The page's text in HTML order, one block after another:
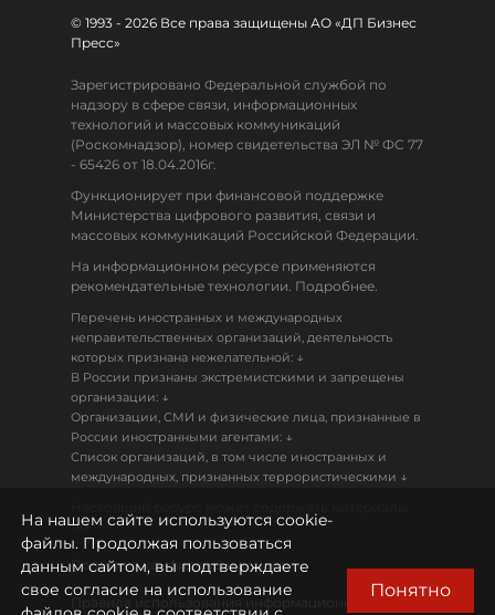
© 1993 - 2026 Все права защищены АО «ДП Бизнес
Пресс»
Зарегистрировано Федеральной службой по
надзору в сфере связи, информационных
технологий и массовых коммуникаций
(Роскомнадзор), номер свидетельства ЭЛ № ФС 77
- 65426 от 18.04.2016г.
Функционирует при финансовой поддержке
Министерства цифрового развития, связи и
массовых коммуникаций Российской Федерации.
На информационном ресурсе применяются
рекомендательные технологии. Подробнее.
Перечень иностранных и международных
неправительственных организаций, деятельность
которых признана нежелательной: ↓
В России признаны экстремистскими и запрещены
организации: ↓
Организации, СМИ и физические лица, признанные в
России иностранными агентами: ↓
Список организаций, в том числе иностранных и
международных, признанных террористическими ↓
18+
Политика конфиденциальности
Правила использования информационных
На нашем сайте используются cookie-
файлы. Продолжая пользоваться
данным сайтом, вы подтверждаете
свое согласие на использование
Понятно